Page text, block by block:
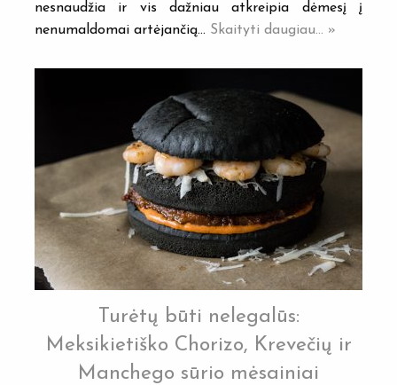
nesnaudžia ir vis dažniau atkreipia dėmesį į
nenumaldomai artėjančią… Skaityti daugiau... »
Turėtų būti nelegalūs:
Meksikietiško Chorizo, Krevečių ir
Manchego sūrio mėsainiai